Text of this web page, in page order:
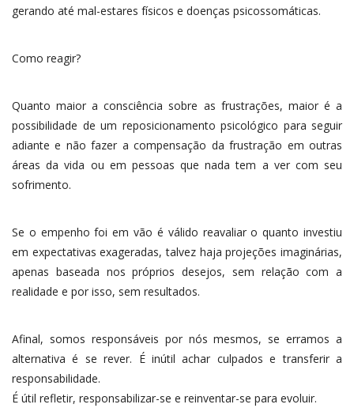
gerando até mal-estares físicos e doenças psicossomáticas.
Como reagir?
Quanto maior a consciência sobre as frustrações, maior é a
possibilidade de um reposicionamento psicológico para seguir
adiante e não fazer a compensação da frustração em outras
áreas da vida ou em pessoas que nada tem a ver com seu
sofrimento.
Se o empenho foi em vão é válido reavaliar o quanto investiu
em expectativas exageradas, talvez haja projeções imaginárias,
apenas baseada nos próprios desejos, sem relação com a
realidade e por isso, sem resultados.
Afinal, somos responsáveis por nós mesmos, se erramos a
alternativa é se rever. É inútil achar culpados e transferir a
responsabilidade.
É útil refletir, responsabilizar-se e reinventar-se para evoluir.